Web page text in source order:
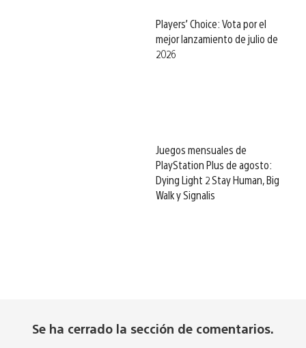
Players’ Choice: Vota por el
mejor lanzamiento de julio de
2026
Juegos mensuales de
PlayStation Plus de agosto:
Dying Light 2 Stay Human, Big
Walk y Signalis
Se ha cerrado la sección de comentarios.